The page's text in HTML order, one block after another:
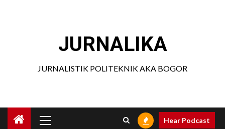
JURNALIKA
JURNALISTIK POLITEKNIK AKA BOGOR
Menu
Hear Podcast